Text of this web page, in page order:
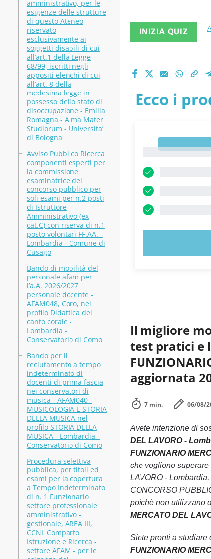
amministrativo, per le
esigenze delle strutture
di questo Ateneo,
riservato
esclusivamente ai
soggetti disabili di cui
all’art.1 della Legge
68/99, iscritti negli
appositi elenchi di cui
all’art. 8 della
medesima legge in
possesso dello stato di
disoccupazione - Emilia
Romagna - Alma Mater
Studiorum - Universita’
di Bologna
Avviso Pubblico Ricerca
componenti esperti per
la commissione
esaminatrice del
concorso pubblico per
soli esami per n.2 posti
di Istruttore
Amministrativo (ex
cat.C) con riserva di n.1
posto volontari FF.AA. -
Lombardia - Comune di
Cusago
Bando di mobilità del
personale afam per
l’a.A. 2026/2027
personale docente -
AFAM048, Coro, nel
profilo Didattica del
canto corale -
Lombardia -
Conservatorio di Como
Bando per il
reclutamento a tempo
indeterminato di
docenti di prima fascia
nei conservatori di
musica - AFAM040 -
MUSICOLOGIA E STORIA
DELLA MUSICA nel
profilo STORIA DELLA
MUSICA - Lombardia -
Conservatorio di Como
Procedura selettiva
pubblica, per titoli ed
esami per la copertura
a Tempo Indeterminato
di n. 1 Funzionario
settore professionale
amministrativo -
gestionale, AREA III,
CCNL Comparto
Istruzione e Ricerca -
settore AFAM - per le
INIZIA QUIZ
Ecco i
Il migliore
test pratici e
aggiornata
7 min. 06/08/
Avete intenzione di
DEL LAVORO -
FUNZIONARIO
che vogliono superare
LAVORO -
CONCORSO
poichè non utilizzano
MERCATO DEL
Siete pronti a studiare
FUNZIONARIO